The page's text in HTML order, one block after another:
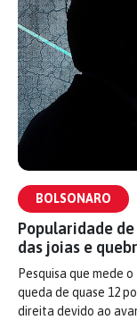
BOLSONARO
Popularidade
das joias e
Pesquisa que mede
queda de quase 12
direita devido ao